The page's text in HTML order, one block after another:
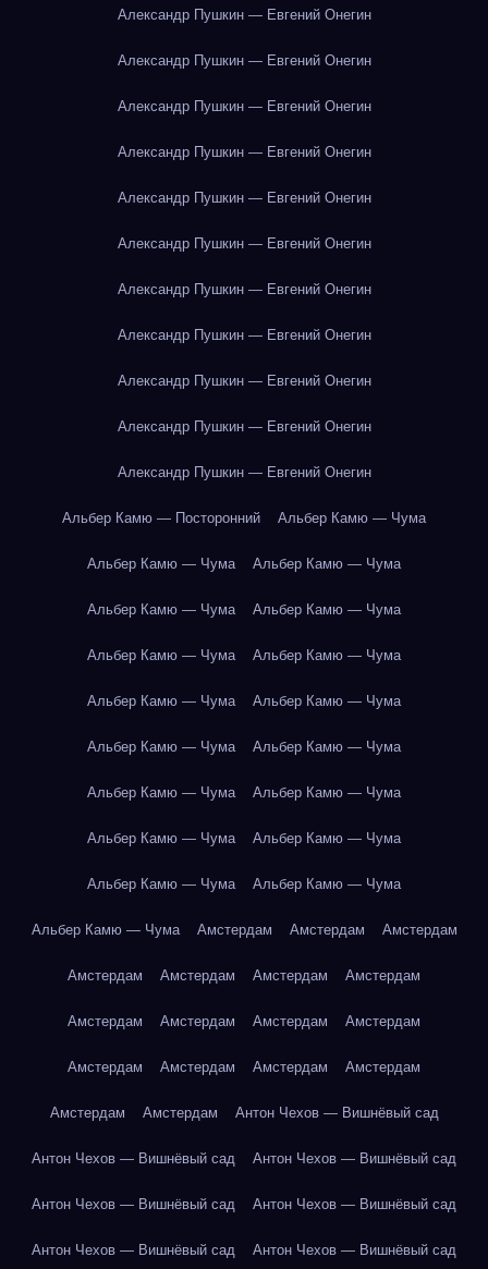
Александр Пушкин — Евгений Онегин
Александр Пушкин — Евгений Онегин
Александр Пушкин — Евгений Онегин
Александр Пушкин — Евгений Онегин
Александр Пушкин — Евгений Онегин
Александр Пушкин — Евгений Онегин
Александр Пушкин — Евгений Онегин
Александр Пушкин — Евгений Онегин
Александр Пушкин — Евгений Онегин
Александр Пушкин — Евгений Онегин
Александр Пушкин — Евгений Онегин
Альбер Камю — Посторонний Альбер Камю — Чума
Альбер Камю — Чума Альбер Камю — Чума
Альбер Камю — Чума Альбер Камю — Чума
Альбер Камю — Чума Альбер Камю — Чума
Альбер Камю — Чума Альбер Камю — Чума
Альбер Камю — Чума Альбер Камю — Чума
Альбер Камю — Чума Альбер Камю — Чума
Альбер Камю — Чума Альбер Камю — Чума
Альбер Камю — Чума Альбер Камю — Чума
Альбер Камю — Чума Амстердам Амстердам Амстердам
Амстердам Амстердам Амстердам Амстердам
Амстердам Амстердам Амстердам Амстердам
Амстердам Амстердам Амстердам Амстердам
Амстердам Амстердам Антон Чехов — Вишнёвый сад
Антон Чехов — Вишнёвый сад Антон Чехов — Вишнёвый сад
Антон Чехов — Вишнёвый сад Антон Чехов — Вишнёвый сад
Антон Чехов — Вишнёвый сад Антон Чехов — Вишнёвый сад